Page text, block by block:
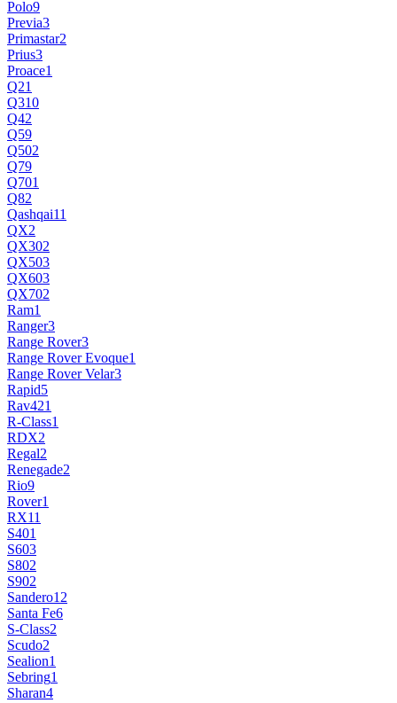
Polo9
Previa3
Primastar2
Prius3
Proace1
Q21
Q310
Q42
Q59
Q502
Q79
Q701
Q82
Qashqai11
QX2
QX302
QX503
QX603
QX702
Ram1
Ranger3
Range Rover3
Range Rover Evoque1
Range Rover Velar3
Rapid5
Rav421
R-Class1
RDX2
Regal2
Renegade2
Rio9
Rover1
RX11
S401
S603
S802
S902
Sandero12
Santa Fe6
S-Class2
Scudo2
Sealion1
Sebring1
Sharan4